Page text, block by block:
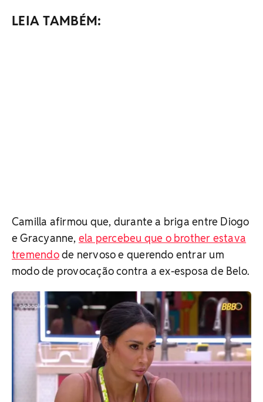
LEIA TAMBÉM:
Camilla afirmou que, durante a briga entre Diogo
e Gracyanne, ela percebeu que o brother estava
tremendode nervoso e querendo entrar um
modo de provocação contra a ex-esposa de Belo.